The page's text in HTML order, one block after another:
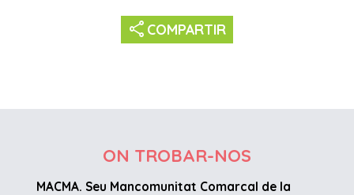
share COMPARTIR
ON TROBAR-NOS
MACMA. Seu Mancomunitat Comarcal de la